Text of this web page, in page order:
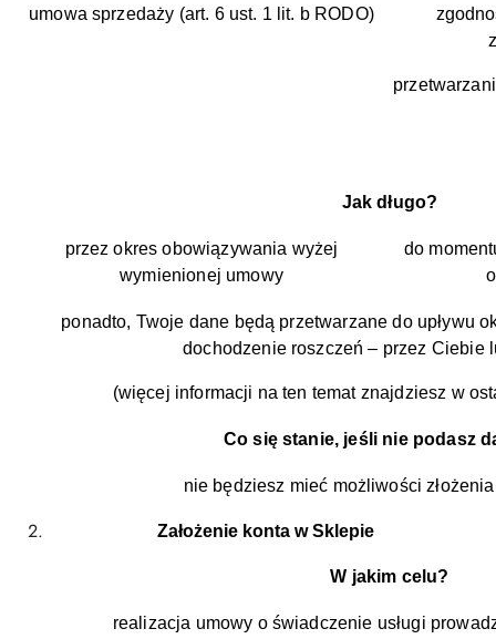
umowa sprzedaży (art. 6 ust. 1 lit. b RODO)
Jak długo?
przez okres obowiązywania wyżej
wymienionej umowy
do
ponadto, Twoje dane będą przetwarzane do upływu
dochodzenie roszczeń – przez Ciebie
(więcej informacji na ten temat znajdziesz w
Co się stanie, jeśli nie podasz
nie będziesz mieć możliwości
Założenie konta w Sklepie
W jakim celu?
realizacja umowy o świadczenie usługi